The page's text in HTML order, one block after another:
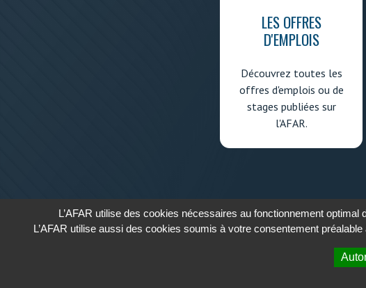
LES OFFRES
D'EMPLOIS
Découvrez toutes les
offres d'emplois ou de
stages publiées sur
l'AFAR.
L’AFAR utilise des cookies nécessaires au fonctionnement
L’AFAR utilise aussi des cookies soumis à votre consentement